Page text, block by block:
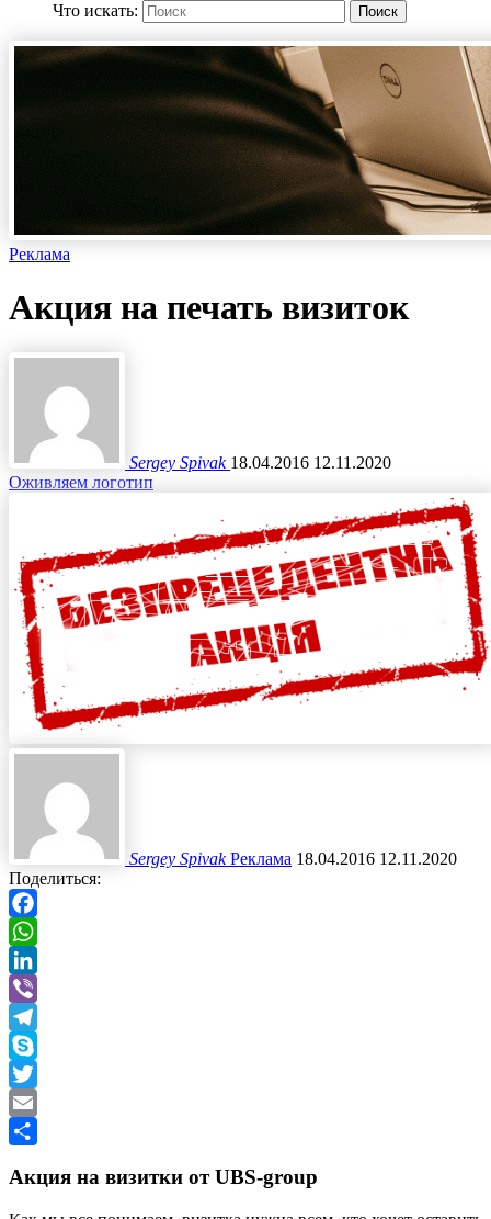
Что искать:
Поиск
Реклама
Акция на печать визиток
Sergey Spivak 18.04.2016 12.11.2020
Оживляем логотип
Sergey Spivak Реклама 18.04.2016 12.11.2020
Поделиться:
Facebook
WhatsApp
LinkedIn
Viber
Telegram
Skype
Twitter
Email
Акция на визитки от UBS-group